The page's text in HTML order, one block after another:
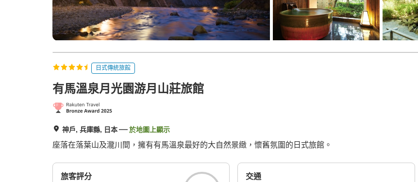
日式傳統旅館
有馬溫泉月光園游月山莊旅館
神戶, 兵庫縣, 日本 於地圖上顯示
座落在落葉山及瀧川間，擁有有馬溫泉最好的大自然景緻，懷舊氛圍的日式旅館。
旅客評分 交通